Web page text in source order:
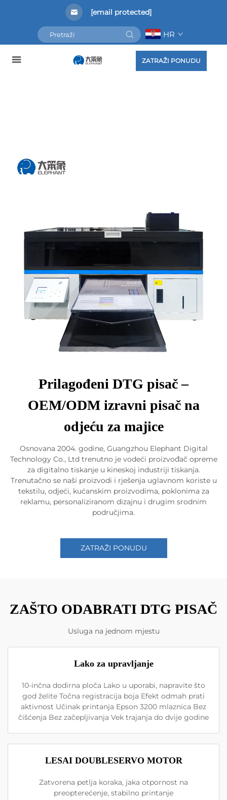
[email protected]
HR
ZATRAŽI PONUDU
Prilagođeni DTG pisač –
OEM/ODM izravni pisač na
odjeću za majice
Osnovana 2004. godine, Guangzhou Elephant Digital
Technology Co., Ltd trenutno je vodeći proizvođač opreme
za digitalno tiskanje u kineskoj industriji tiskanja.
Trenutačno se naši proizvodi i rješenja uglavnom koriste u
tekstilu, odjeći, kućanskim proizvodima, poklonima za
reklamu, personaliziranom dizajnu i drugim srodnim
područjima.
ZATRAŽI PONUDU
ZAŠTO ODABRATI DTG PISAČ
Usluga na jednom mjestu
Lako za upravljanje
10-inčna dodirna ploča Lako u uporabi, napravite što
god želite Točna registracija boja Efekt odmah prati
aktivnost Učinak printanja Epson 3200 mlaznica Bez
čišćenja Bez začepljivanja Vek trajanja do dvije godine
LESAI DOUBLESERVO MOTOR
Zatvorena petlja koraka, jaka otpornost na
preopterećenje, stabilno printanje